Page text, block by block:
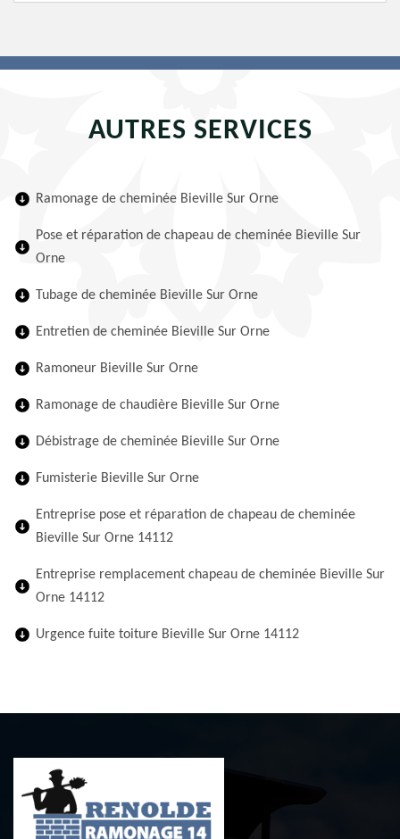
AUTRES SERVICES
Ramonage de cheminée Bieville Sur Orne
Pose et réparation de chapeau de cheminée Bieville Sur
Orne
Tubage de cheminée Bieville Sur Orne
Entretien de cheminée Bieville Sur Orne
Ramoneur Bieville Sur Orne
Ramonage de chaudière Bieville Sur Orne
Débistrage de cheminée Bieville Sur Orne
Fumisterie Bieville Sur Orne
Entreprise pose et réparation de chapeau de cheminée
Bieville Sur Orne 14112
Entreprise remplacement chapeau de cheminée Bieville Sur
Orne 14112
Urgence fuite toiture Bieville Sur Orne 14112